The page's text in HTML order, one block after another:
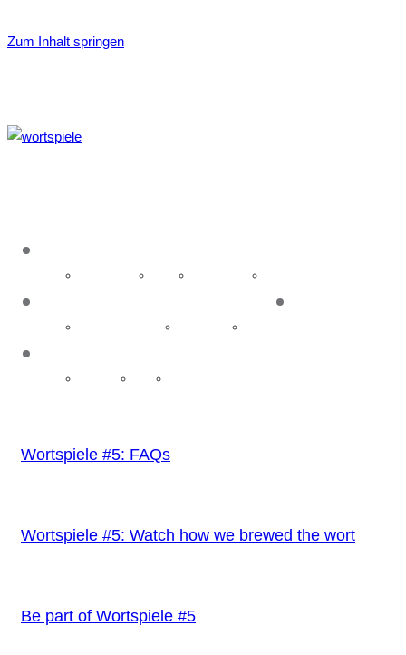
Zum Inhalt springen
Idea & name History Organisation
Upcoming events Past events
Executive Media
Wortspiele #5: FAQs
Wortspiele #5: Watch how we brewed the wort
Be part of Wortspiele #5